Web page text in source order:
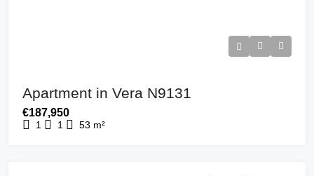
Apartment in Vera N9131
€187,950
1 1 53 m²